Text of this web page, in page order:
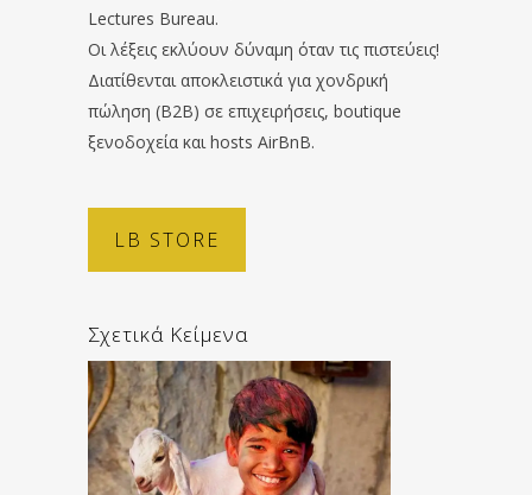
Lectures Bureau.
Οι λέξεις εκλύουν δύναμη όταν τις πιστεύεις!
Διατίθενται αποκλειστικά για χονδρική
πώληση (B2B) σε επιχειρήσεις, boutique
ξενοδοχεία και hosts AirBnB.
LB STORE
Σχετικά Κείμενα